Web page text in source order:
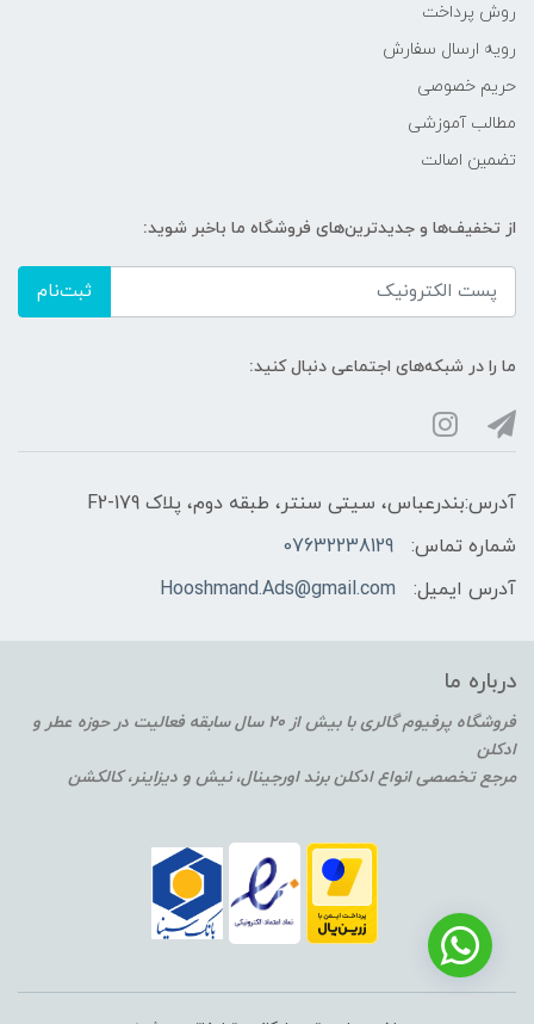
روش پرداخت
رویه ارسال سفارش
حریم خصوصی
مطالب آموزشی
تضمین اصالت
از تخفیف‌ها و جدیدترین‌های فروشگاه ما باخبر شوید:
ثبت‌نام
ما را در شبکه‌های اجتماعی دنبال کنید:
آدرس:بندرعباس، سیتی سنتر، طبقه دوم، پلاک F2-179
شماره تماس:
07632238129
آدرس ایمیل:
Hooshmand.Ads@gmail.com
درباره ما
فروشگاه پرفیوم گالری با بیش از 20 سال سابقه فعالیت در حوزه عطر و
ادکلن
مرجع تخصصی انواع ادکلن برند اورجینال، نیش و دیزاینر، کالکشن